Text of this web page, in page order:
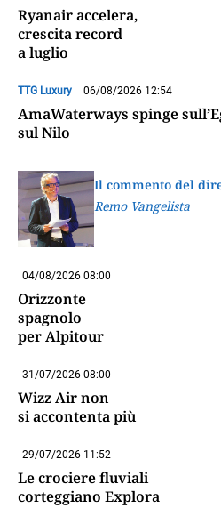
Ryanair accelera,
crescita record
a luglio
TTG Luxury 06/08/2026 12:54
AmaWaterways spinge
sul Nilo
Il commento del
Remo Vangelista
04/08/2026 08:00
Orizzonte
spagnolo
per Alpitour
31/07/2026 08:00
Wizz Air non
si accontenta più
29/07/2026 11:52
Le crociere fluviali
corteggiano Explora